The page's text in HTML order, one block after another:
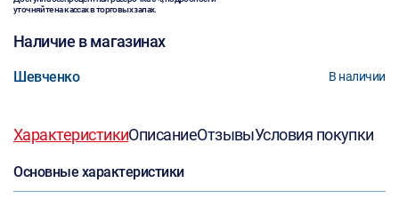
уточняйте на кассах в торговых залах.
Наличие в магазинах
Шевченко В наличии
ХарактеристикиОписаниеОтзывыУсловия покупки
Основные характеристики